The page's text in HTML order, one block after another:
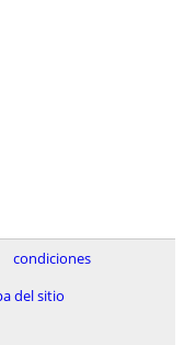
condiciones
del sitio